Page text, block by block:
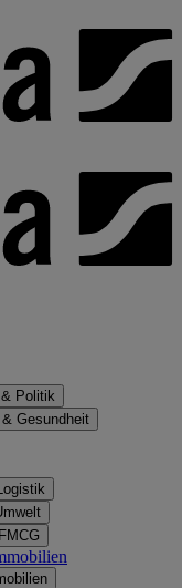
Politik
& Gesundheit